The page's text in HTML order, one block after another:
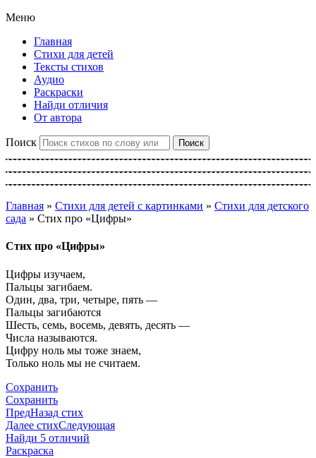
Меню
Главная
Стихи для детей
Тексты стихов
Аудио
Раскраски
Найди отличия
От автора
Поиск Поиск
Главная » Стихи для детей с картинками » Стихи для детского
сада » Стих про «Цифры»
Стих про «Цифры»
Цифры изучаем,
Пальцы загибаем.
Один, два, три, четыре, пять —
Пальцы загибаются
Шесть, семь, восемь, девять, десять —
Числа называются.
Цифру ноль мы тоже знаем,
Только ноль мы не считаем.
Сохранить
Сохранить
ПредНазад стих
Далее стихСледующая
Найди 5 отличий
Раскраска